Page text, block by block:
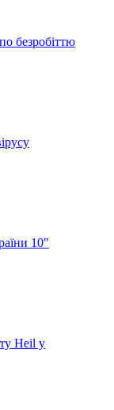
безробіттю
10"
Heil у